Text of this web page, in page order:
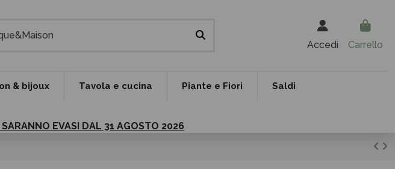
Accedi Carrello
& bijoux Tavola e cucina Piante e Fiori Saldi
EVASI DAL 31 AGOSTO 2026